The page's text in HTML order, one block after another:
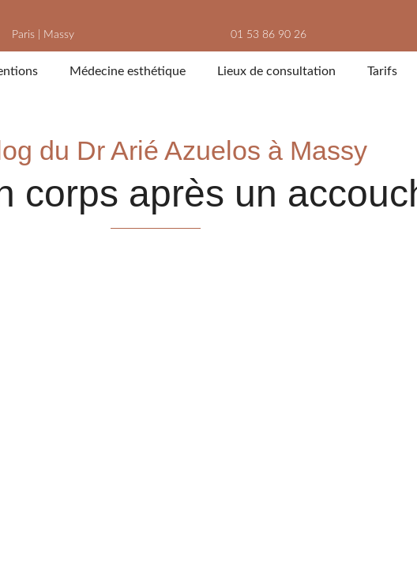
Paris| Massy 01 53 86 90 26
Médecine esthétique Lieux de consultation Tarifs
corps après un
du Dr Arié Azuelos à Massy